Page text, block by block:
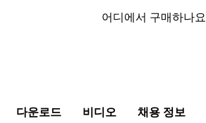
어디에서 구매하나요
다운로드 비디오 채용 정보